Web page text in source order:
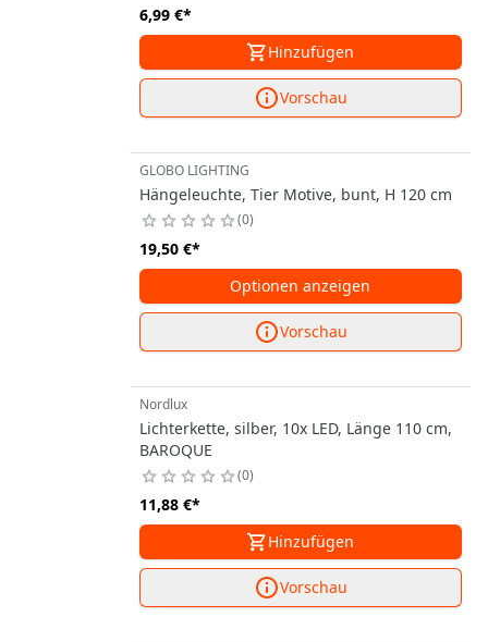
6,99 €*
Hinzufügen
Vorschau
GLOBO LIGHTING
Hängeleuchte, Tier Motive, bunt, H 120 cm
0
19,50 €*
Optionen anzeigen
Vorschau
Nordlux
Lichterkette, silber, 10x LED, Länge 110 cm,
BAROQUE
0
11,88 €*
Hinzufügen
Vorschau